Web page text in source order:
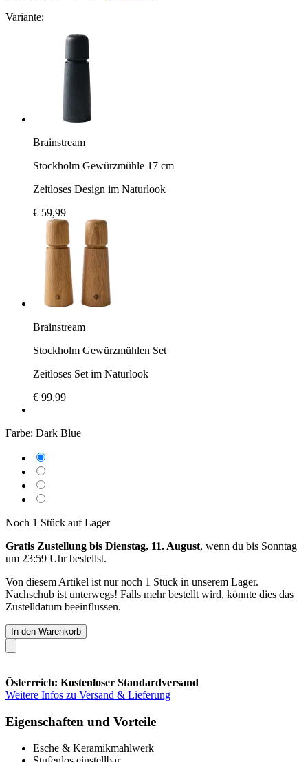
Variante:
Brainstream
Stockholm Gewürzmühle 17 cm
Zeitloses Design im Naturlook
€ 59,99
Brainstream
Stockholm Gewürzmühlen Set
Zeitloses Set im Naturlook
€ 99,99
Farbe: Dark Blue
Noch 1 Stück auf Lager
Gratis Zustellung bis Dienstag, 11. August, wenn du bis Sonntag
um 23:59 Uhrbestellst.
Von diesem Artikel ist nur noch 1 Stück in unserem Lager.
Nachschub ist unterwegs! Falls mehr bestellt wird, könnte dies das
Zustelldatum beeinflussen.
In den Warenkorb
Österreich: Kostenloser Standardversand
Weitere Infos zu Versand & Lieferung
Eigenschaften und Vorteile
Esche & Keramikmahlwerk